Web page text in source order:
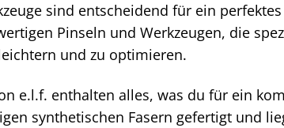
sind entscheidend für ein
Pinseln und Werkzeugen, die
und zu optimieren.
e.l.f. enthalten alles, was du für ein
synthetischen Fasern gefertigt und